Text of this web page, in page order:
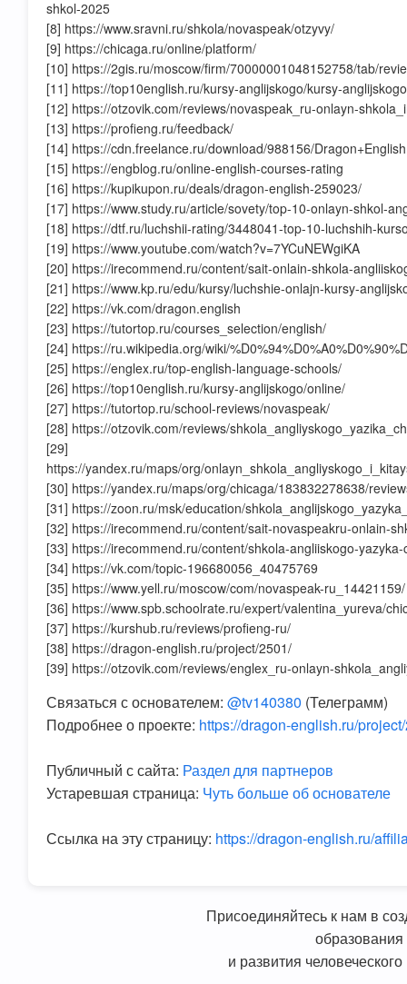
shkol-2025
[8] https://www.sravni.ru/shkola/novaspeak/otzyvy/
[9] https://chicaga.ru/online/platform/
[10] https://2gis.ru/moscow/firm/70000001048152758/tab/
[11] https://top10english.ru/kursy-anglijskogo/kursy-
[12] https://otzovik.com/reviews/novaspeak_ru-onlayn-
[13] https://profieng.ru/feedback/
[14] https://cdn.freelance.ru/download/988156/
[15] https://engblog.ru/online-english-courses-rating
[16] https://kupikupon.ru/deals/dragon-english-259023/
[17] https://www.study.ru/article/sovety/top-10-onlayn-shkol-
[18] https://dtf.ru/luchshii-rating/3448041-top-10-luchshih-
[19] https://www.youtube.com/watch?v=7YCuNEWgiKA
[20] https://irecommend.ru/content/sait-onlain-shkola-
[21] https://www.kp.ru/edu/kursy/luchshie-onlajn-kursy-
[22] https://vk.com/dragon.english
[23] https://tutortop.ru/courses_selection/english/
[24] https://ru.wikipedia.org/wiki/
[25] https://englex.ru/top-english-language-schools/
[26] https://top10english.ru/kursy-anglijskogo/online/
[27] https://tutortop.ru/school-reviews/novaspeak/
[28] https://otzovik.com/reviews/
[29]
https://yandex.ru/maps/org/
[30] https://yandex.ru/maps/org/chicaga/183832278638/
[31] https://zoon.ru/msk/education/
[32] https://irecommend.ru/content/sait-novaspeakru-onlain-
[33] https://irecommend.ru/content/shkola-angliiskogo-
[34] https://vk.com/topic-196680056_40475769
[35] https://www.yell.ru/moscow/com/novaspeak-ru_14421159/
[36] https://www.spb.schoolrate.ru/expert/valentina_yureva/
[37] https://kurshub.ru/reviews/profieng-ru/
[38] https://dragon-english.ru/project/2501/
[39] https://otzovik.com/reviews/englex_ru-onlayn-
Связаться с основателем:@tv140380 (Телеграмм)
Подробнее о проекте: https://dragon-english.ru/
Публичный с сайта: Раздел для партнеров
Устаревшая страница: Чуть больше об основателе
Ссылка на эту страницу: https://dragon-english.ru/
Присоединяйтесь к нам в
образования
и развития